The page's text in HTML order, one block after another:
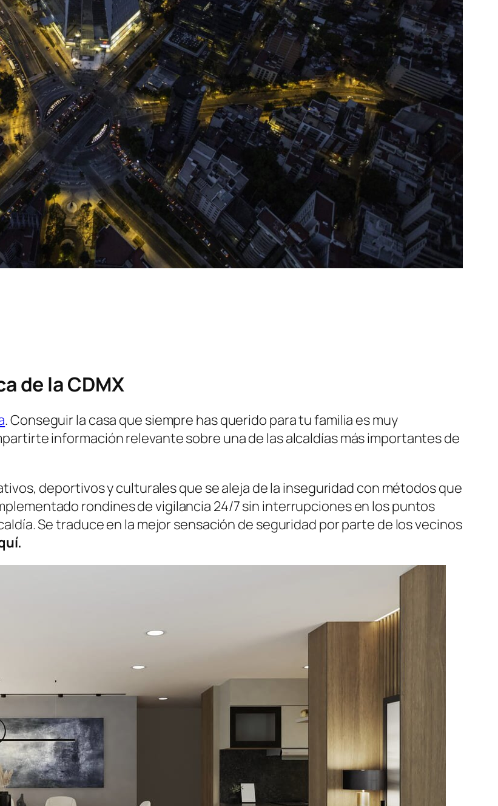
de la CDMX
. Conseguir la casa que siempre has querido para tu familia es muy
información relevante sobre una de las alcaldías más importantes de
deportivos y culturales que se aleja de la inseguridad con métodos que
rondines de vigilancia 24/7 sin interrupciones en los puntos
Se traduce en la mejor sensación de seguridad por parte de los vecinos